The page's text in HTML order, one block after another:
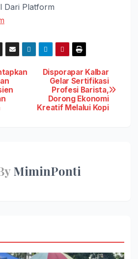
Dari Platform
Disporapar Kalbar
Gelar Sertifikasi
Profesi Barista,
Dorong Ekonomi
Kreatif Melalui Kopi
MiminPonti